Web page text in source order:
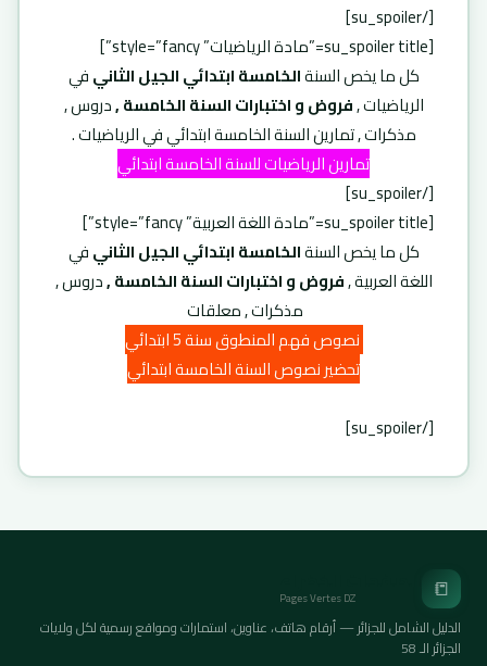
[/su_spoiler]
[su_spoiler title=”مادة الرياضيات” style=”fancy”]
كل ما يخص السنةالخامسة ابتدائي الجيل الثانيفي
الرياضيات ,فروض و اختبارات السنة الخامسة ,دروس ,
مذكرات , تمارين السنة الخامسة ابتدائي في الرياضيات .
تمارين الرياضيات للسنة الخامسة ابتدائي
[/su_spoiler]
[su_spoiler title=”مادة اللغة العربية” style=”fancy”]
كل ما يخص السنةالخامسة ابتدائي الجيل الثانيفي
اللغة العربية ,فروض و اختبارات السنة الخامسة ,دروس ,
مذكرات , معلقات
نصوص فهم المنطوق سنة 5 ابتدائي
تحضير نصوص السنة الخامسة ابتدائي
[/su_spoiler]
📒
Pages Vertes DZ
الدليل الشامل للجزائر — أرقام هاتف، عناوين، استمارات ومواقع رسمية لكل ولايات
الجزائر الـ 58